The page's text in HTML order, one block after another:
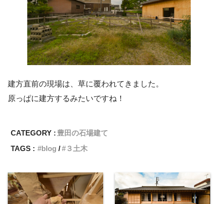
建方直前の現場は、草に覆われてきました。
原っぱに建方するみたいですね！
CATEGORY : 豊田の石場建て
TAGS :
blog ３土木